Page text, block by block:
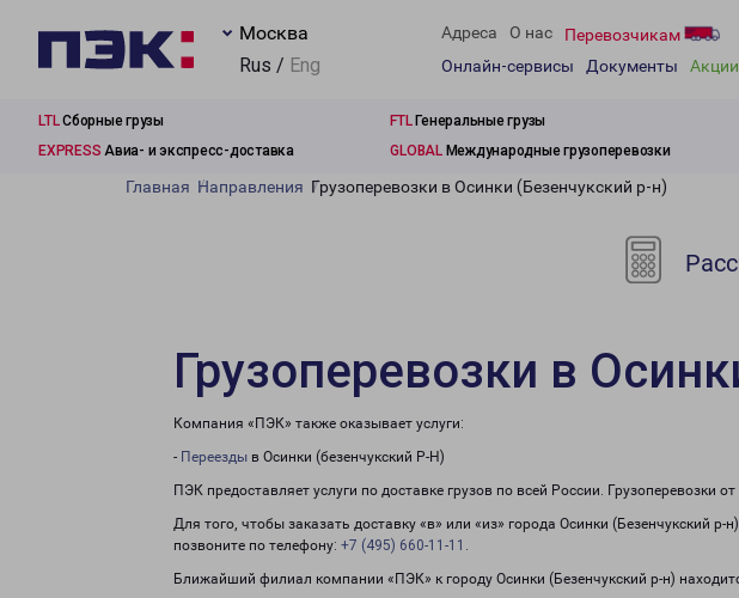
Москва
Rus / Eng
Адреса О нас Перевозчикам
Онлайн-сервисы
Документы Акции
LTLСборные грузы FTLГенеральные грузы
EXPRESS Авиа- и экспресс-доставка GLOBALМеждународные грузоперевозки
Главная Направления Грузоперевозки в Осинки (Безенчукский р-н)
Грузоперевозки в
Компания «ПЭК» также оказывает услуги:
- Переезды в Осинки (безенчукский Р-Н)
ПЭК предоставляет услуги по доставке грузов по всей России.
Для того, чтобы заказать доставку «в» или «из» города Осинки (Безенчукский
позвоните по телефону: +7 (495) 660-11-11 .
Ближайший филиал компании «ПЭК» к городу Осинки (Безенчукский р-н)